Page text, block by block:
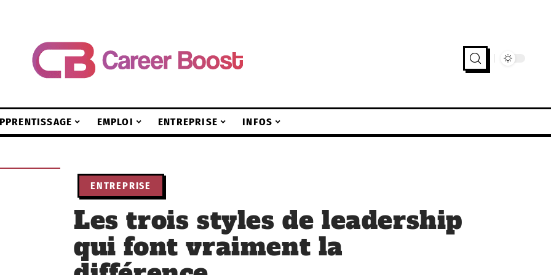
EMPLOI ENTREPRISE INFOS
ENTREPRISE
Les trois styles de leadership
qui font vraiment la